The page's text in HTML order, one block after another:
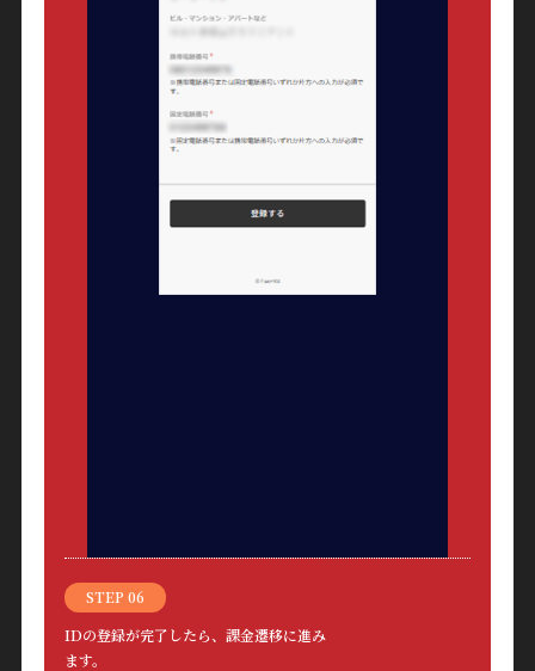
STEP 06
IDの登録が完了したら、課金遷移に進み
ます。